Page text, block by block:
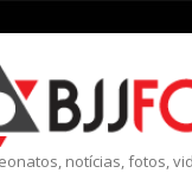
notícias, fotos,